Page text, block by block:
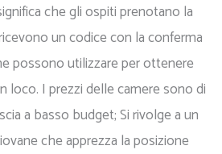
che gli ospiti prenotano la
un codice con la conferma
possono utilizzare per ottenere
loco. I prezzi delle camere sono di
a basso budget; Si rivolge a un
che apprezza la posizione